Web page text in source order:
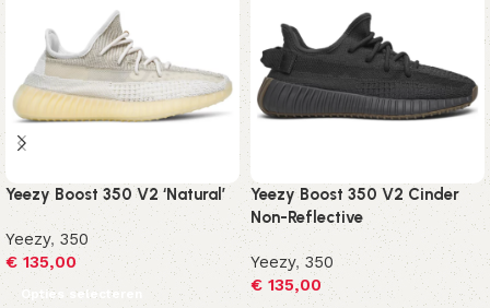
Yeezy Boost 350 V2 ‘Natural’
Yeezy, 350
€ 135,00
Opties selecteren
Yeezy Boost 350 V2 Cinder
Non-Reflective
Yeezy,350
€ 135,00